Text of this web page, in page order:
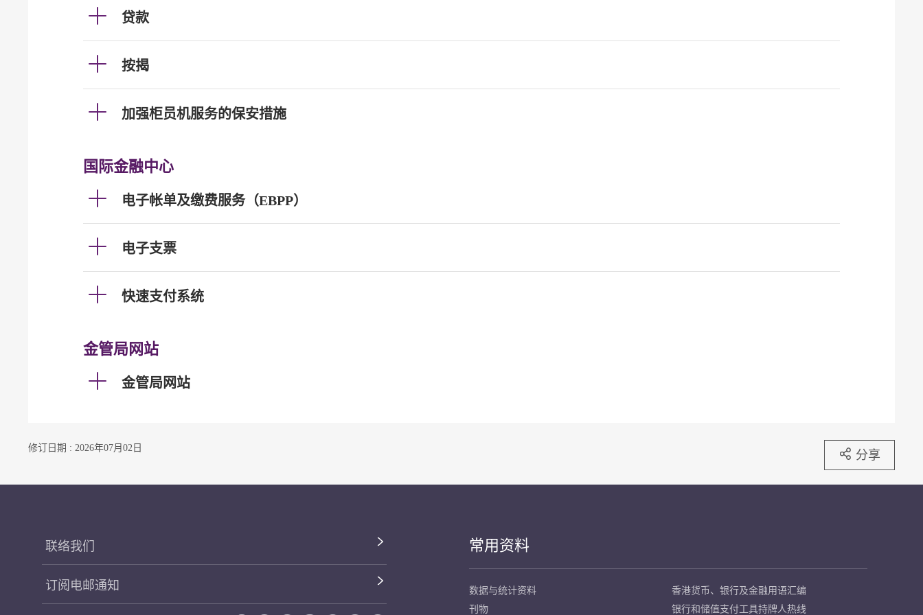
贷款
按揭
加强柜员机服务的保安措施
国际金融中心
电子帐单及缴费服务（EBPP）
电子支票
快速支付系统
金管局网站
金管局网站
修订日期 : 2026年07月02日 分享
联络我们
订阅电邮通知
常用资料
数据与统计资料
刊物
香港货币、银行及金融用语汇编
银行和储值支付工具持牌人热线